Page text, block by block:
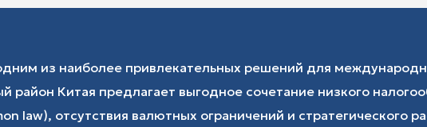
из наиболее привлекательных решений для
район Китая предлагает выгодное сочетание низкого
law), отсутствия валютных ограничений и стратегического